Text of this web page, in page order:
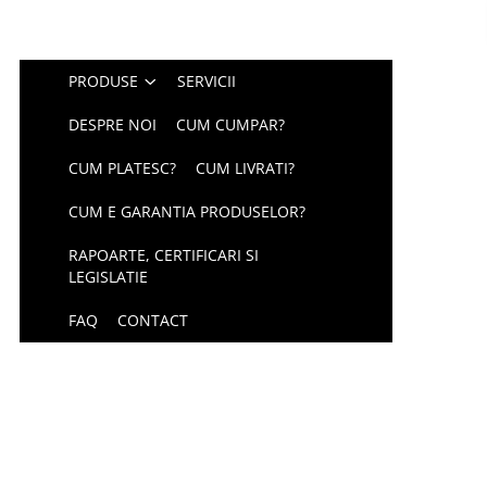
PRODUSE SERVICII
DESPRE NOI CUM CUMPAR?
CUM PLATESC? CUM LIVRATI?
CUM E GARANTIA PRODUSELOR?
RAPOARTE, CERTIFICARI SI
LEGISLATIE
FAQ CONTACT